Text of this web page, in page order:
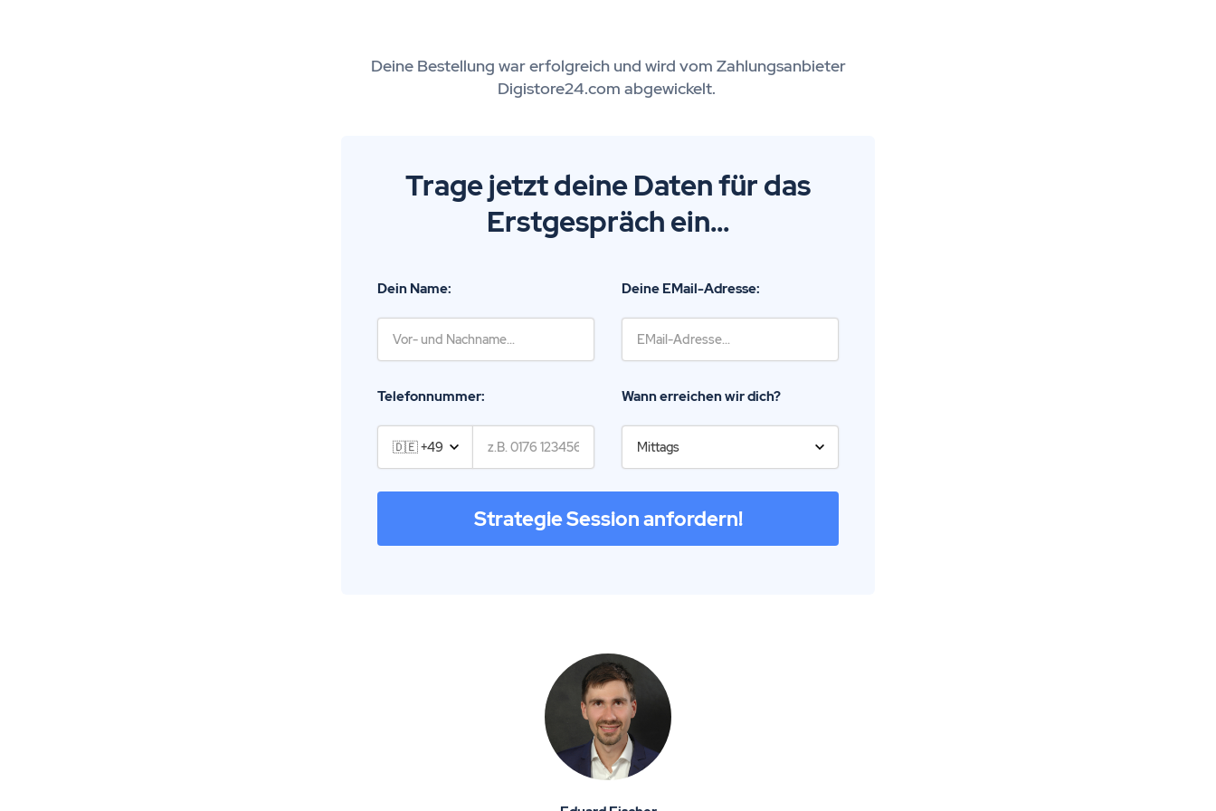
Deine Bestellung war erfolgreich und wird vom Zahlungsanbieter
Digistore24.com abgewickelt.
Trage jetzt deine Daten für das
Erstgespräch ein...
Dein Name: Deine EMail-Adresse:
Telefonnummer: Wann erreichen wir dich?
Strategie Session anfordern!